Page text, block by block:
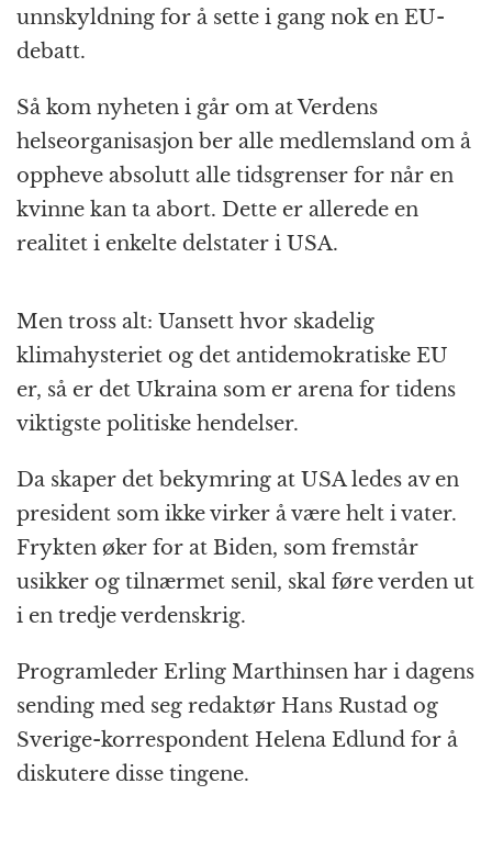
unnskyldning for å sette i gang nok en EU-
debatt.
Så kom nyheten i går om at Verdens
helseorganisasjon ber alle medlemsland om å
oppheve absolutt alle tidsgrenser for når en
kvinne kan ta abort. Dette er allerede en
realitet i enkelte delstater i USA.
Men tross alt: Uansett hvor skadelig
klimahysteriet og det antidemokratiske EU
er, så er det Ukraina som er arena for tidens
viktigste politiske hendelser.
Da skaper det bekymring at USA ledes av en
president som ikke virker å være helt i vater.
Frykten øker for at Biden, som fremstår
usikker og tilnærmet senil, skal føre verden ut
i en tredje verdenskrig.
Programleder Erling Marthinsen har i dagens
sending med seg redaktør Hans Rustad og
Sverige-korrespondent Helena Edlund for å
diskutere disse tingene.